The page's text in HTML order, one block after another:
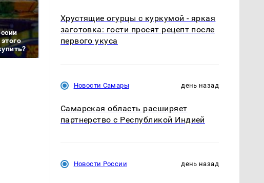
СМИ: В Химках на
полицейскую
машину напали и
подожгли.
Где будет встреча
Хрустящие огурцы с куркумой - яркая
заготовка: гости просят рецепт после
первого укуса
Новости Самары день назад
Самарская область расширяет
партнерство с Республикой Индией
Новости России день назад